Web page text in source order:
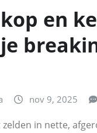
en
nov 9, 2025
in nette,